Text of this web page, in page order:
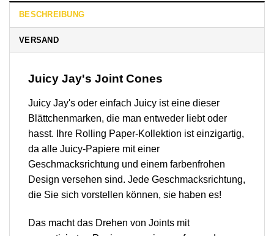
BESCHREIBUNG
VERSAND
Juicy Jay's Joint Cones
Juicy Jay's oder einfach Juicy ist eine dieser
Blättchenmarken, die man entweder liebt oder
hasst. Ihre Rolling Paper-Kollektion ist einzigartig,
da alle Juicy-Papiere mit einer
Geschmacksrichtung und einem farbenfrohen
Design versehen sind. Jede Geschmacksrichtung,
die Sie sich vorstellen können, sie haben es!
Das macht das Drehen von Joints mit